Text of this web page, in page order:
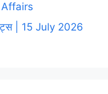
Affairs
| 15 July 2026